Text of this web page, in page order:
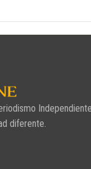
diferente.